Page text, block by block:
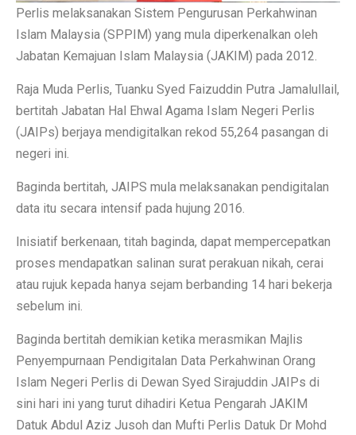
Perlis melaksanakan Sistem Pengurusan Perkahwinan
Islam Malaysia (SPPIM) yang mula diperkenalkan oleh
Jabatan Kemajuan Islam Malaysia (JAKIM) pada 2012.
Raja Muda Perlis, Tuanku Syed Faizuddin Putra Jamalullail,
bertitah Jabatan Hal Ehwal Agama Islam Negeri Perlis
(JAIPs) berjaya mendigitalkan rekod 55,264 pasangan di
negeri ini.
Baginda bertitah, JAIPS mula melaksanakan pendigitalan
data itu secara intensif pada hujung 2016.
Inisiatif berkenaan, titah baginda, dapat mempercepatkan
proses mendapatkan salinan surat perakuan nikah, cerai
atau rujuk kepada hanya sejam berbanding 14 hari bekerja
sebelum ini.
Baginda bertitah demikian ketika merasmikan Majlis
Penyempurnaan Pendigitalan Data Perkahwinan Orang
Islam Negeri Perlis di Dewan Syed Sirajuddin JAIPs di
sini hari ini yang turut dihadiri Ketua Pengarah JAKIM
Datuk Abdul Aziz Jusoh dan Mufti Perlis Datuk Dr Mohd